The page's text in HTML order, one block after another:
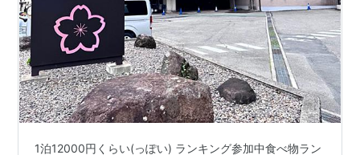
1泊12000円くらい(っぽい) ランキング参加中食べ物ラン